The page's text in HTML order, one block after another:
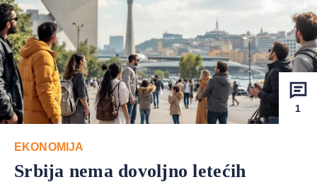
1
EKONOMIJA
Srbija nema dovoljno letećih